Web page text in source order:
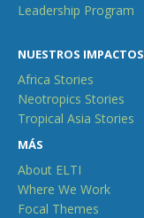
Leadership Program
NUESTROS IMPACTOS
Africa Stories
Neotropics Stories
Tropical Asia Stories
MÁS
About ELTI
Where We Work
Focal Themes